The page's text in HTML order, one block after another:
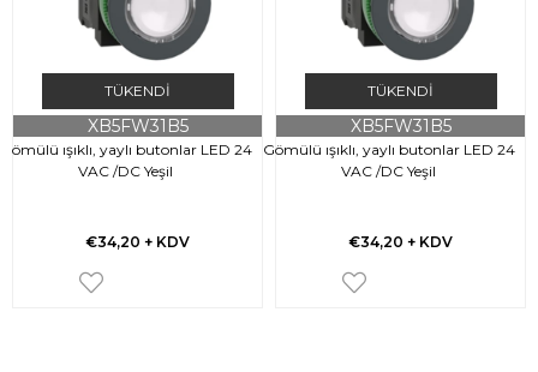
TÜKENDI
Gömülü ışıklı, yaylı butonlar LED 24
VAC /DC Yeşil
XB5FW31B5
€34,20 + KDV
TÜKENDI
Gömülü ışıklı, yaylı butonlar LED 24
VAC /DC Yeşil
XB5FW31B5
€34,20 + KDV